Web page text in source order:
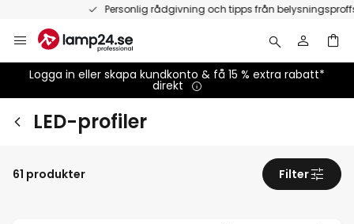
Personlig rådgivning och tipps från belysningsproffs
innehållet
Logga in eller skapa kundkonto & få 15 % extra rabatt*
direkt
LED-profiler
61 produkter Filter